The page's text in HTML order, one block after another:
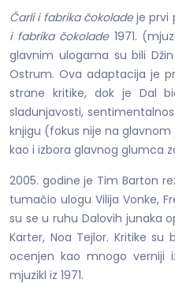
Čarli i fabrika čokoladeje prvi
i fabrika čokolade1971.
glavnim ulogama su bili
Ostrum. Ova adaptacija je
strane kritike, dok je Dal
sladunjavosti,
knjigu (fokus nije na glavnom
kao i izbora glavnog glumca
2005. godine je Tim Barton
tumačio ulogu Vilija Vonke,
su se u ruhu Dalovih junaka
Karter, Noa Tejlor. Kritike
ocenjen kao mnogo verniji
mjuzikl iz 1971.